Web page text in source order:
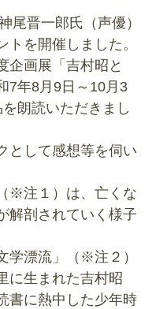
尾晋一郎氏（声優）
トを開催しました。
企画展「吉村昭と
7年8月9日～10月3
朗読いただきまし
として感想等を伺い
※注１）は、亡くな
解剖されていく様子
学漂流」（※注２）
に生まれた吉村昭
書に熱中した少年時